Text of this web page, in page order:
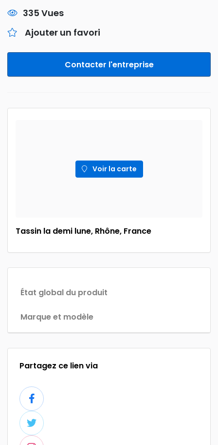
335 Vues
Ajouter un favori
Contacter l'entreprise
Voir la carte
Tassin la demi lune, Rhône, France
État global du produit
Marque et modèle
Partagez ce lien via